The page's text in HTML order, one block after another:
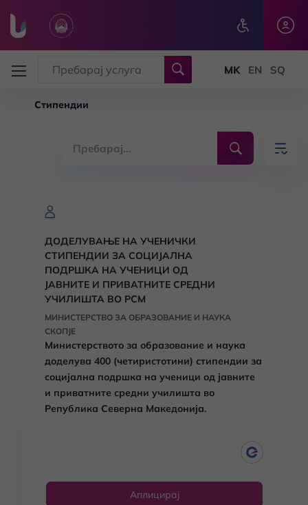
Стипендии
ДОДЕЛУВАЊЕ НА УЧЕНИЧКИ
СТИПЕНДИИ ЗА СОЦИЈАЛНА
ПОДРШКА НА УЧЕНИЦИ ОД
ЈАВНИТЕ И ПРИВАТНИТЕ СРЕДНИ
УЧИЛИШТА ВО РСМ
МИНИСТЕРСТВО ЗА ОБРАЗОВАНИЕ И НАУКА
СКОПЈЕ
Министерството за образование и наука
доделува 400 (четиристотини) стипендии за
социјална подршка на ученици од јавните
и приватните средни училишта во
Република Северна Македонија.
Аплицирај